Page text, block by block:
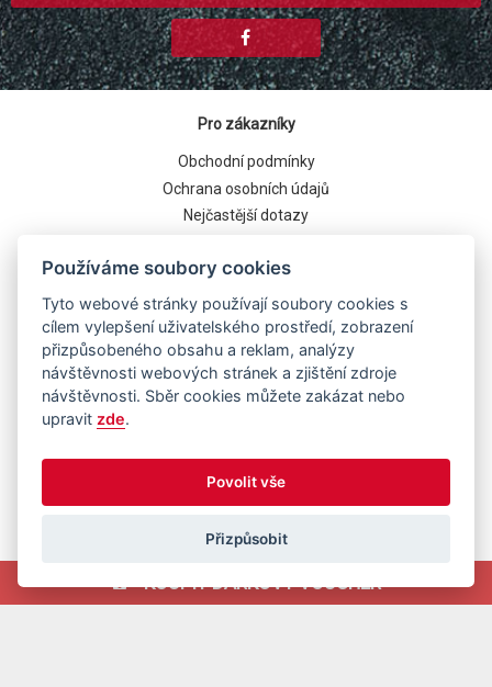
Pro zákazníky
Obchodní podmínky
Ochrana osobních údajů
Nejčastější dotazy
KOUPIT DÁRKOVÝ VOUCHER
Používáme soubory cookies
Tyto webové stránky používají soubory cookies s
cílem vylepšení uživatelského prostředí, zobrazení
přizpůsobeného obsahu a reklam, analýzy
návštěvnosti webových stránek a zjištění zdroje
návštěvnosti. Sběr cookies můžete zakázat nebo
upravit zde.
Povolit vše
Přizpůsobit